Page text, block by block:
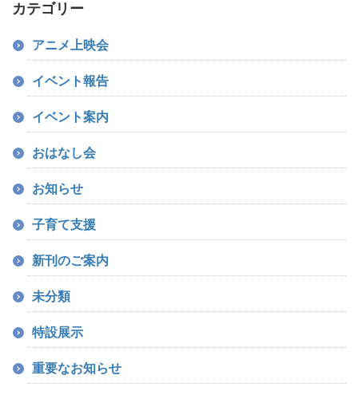
カテゴリー
アニメ上映会
イベント報告
イベント案内
おはなし会
お知らせ
子育て支援
新刊のご案内
未分類
特設展示
重要なお知らせ